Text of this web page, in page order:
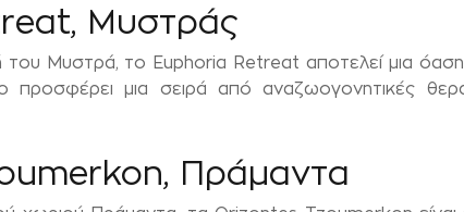
Μυστράς
Μυστρά, το Euphoria Retreat αποτελεί μια
προσφέρει μια σειρά από αναζωογονητικές
Πράμαντα